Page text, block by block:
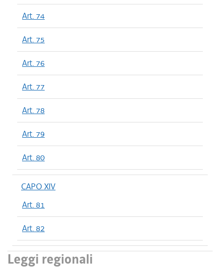
Art. 74
Art. 75
Art. 76
Art. 77
Art. 78
Art. 79
Art. 80
CAPO XIV
Art. 81
Art. 82
Leggi regionali